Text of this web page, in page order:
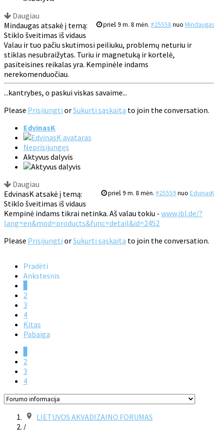
Daugiau
prieš 9 m. 8 mėn. #25558 nuo Mindaugas
Mindaugas atsakė į temą:
Stiklo šveitimas iš vidaus
Valau ir tuo pačiu skutimosi peiliuku, problemų neturiu ir
stiklas nesubraižytas. Turiu ir magnetuką ir kortelė,
pasiteisines reikalas yra. Kempinėle indams
nerekomenduočiau.
...kantrybes, o paskui viskas savaime...
Please Prisijungti orSukurti sąskaitą to join the conversation.
EdvinasK
Neprisijungęs
Aktyvus dalyvis
Daugiau
prieš 9 m. 8 mėn. #25559 nuo EdvinasK
EdvinasK atsakė į temą:
Stiklo šveitimas iš vidaus
Kempinė indams tikrai netinka. Aš valau tokiu - www.jbl.de/?
lang=en&mod=products&func=detail&id=2452
Please Prisijungti orSukurti sąskaitą to join the conversation.
Pradėti
Ankstesnis
2
3
4
Kitas
Pabaiga
2
3
4
LIETUVOS AKVADIZAINO FORUMAS
/